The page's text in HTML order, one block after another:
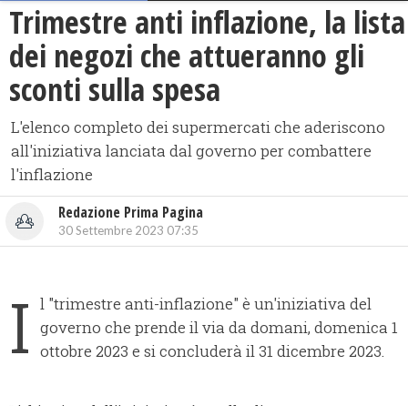
Trimestre anti inflazione, la lista
dei negozi che attueranno gli
sconti sulla spesa
L'elenco completo dei supermercati che aderiscono
all'iniziativa lanciata dal governo per combattere
l'inflazione
Redazione Prima Pagina
30 Settembre 2023 07:35
I l "trimestre anti-inflazione" è un'iniziativa del
governo che prende il via da domani, domenica 1
ottobre 2023 e si concluderà il 31 dicembre 2023.